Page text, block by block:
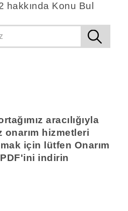
hakkında Konu Bul
aracılığıyla
onarım hizmetleri
için lütfen Onarım
indirin